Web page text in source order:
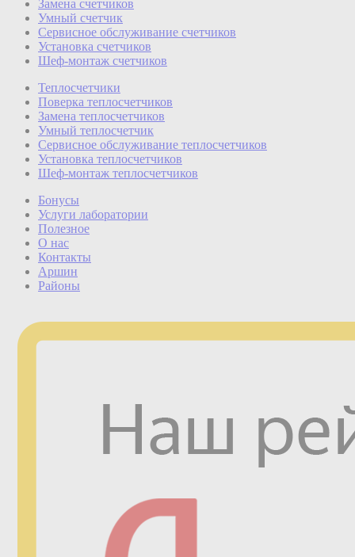
Замена счетчиков
Умный счетчик
Сервисное обслуживание счетчиков
Установка счетчиков
Шеф-монтаж счетчиков
Теплосчетчики
Поверка теплосчетчиков
Замена теплосчетчиков
Умный теплосчетчик
Сервисное обслуживание теплосчетчиков
Установка теплосчетчиков
Шеф-монтаж теплосчетчиков
Бонусы
Услуги лаборатории
Полезное
О нас
Контакты
Аршин
Районы